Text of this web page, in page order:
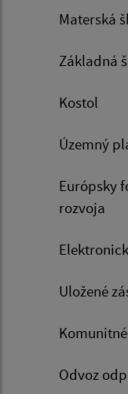
Materská
Základná
Kostol
Územný
Európsky
rozvoja
Uložené
Odvoz